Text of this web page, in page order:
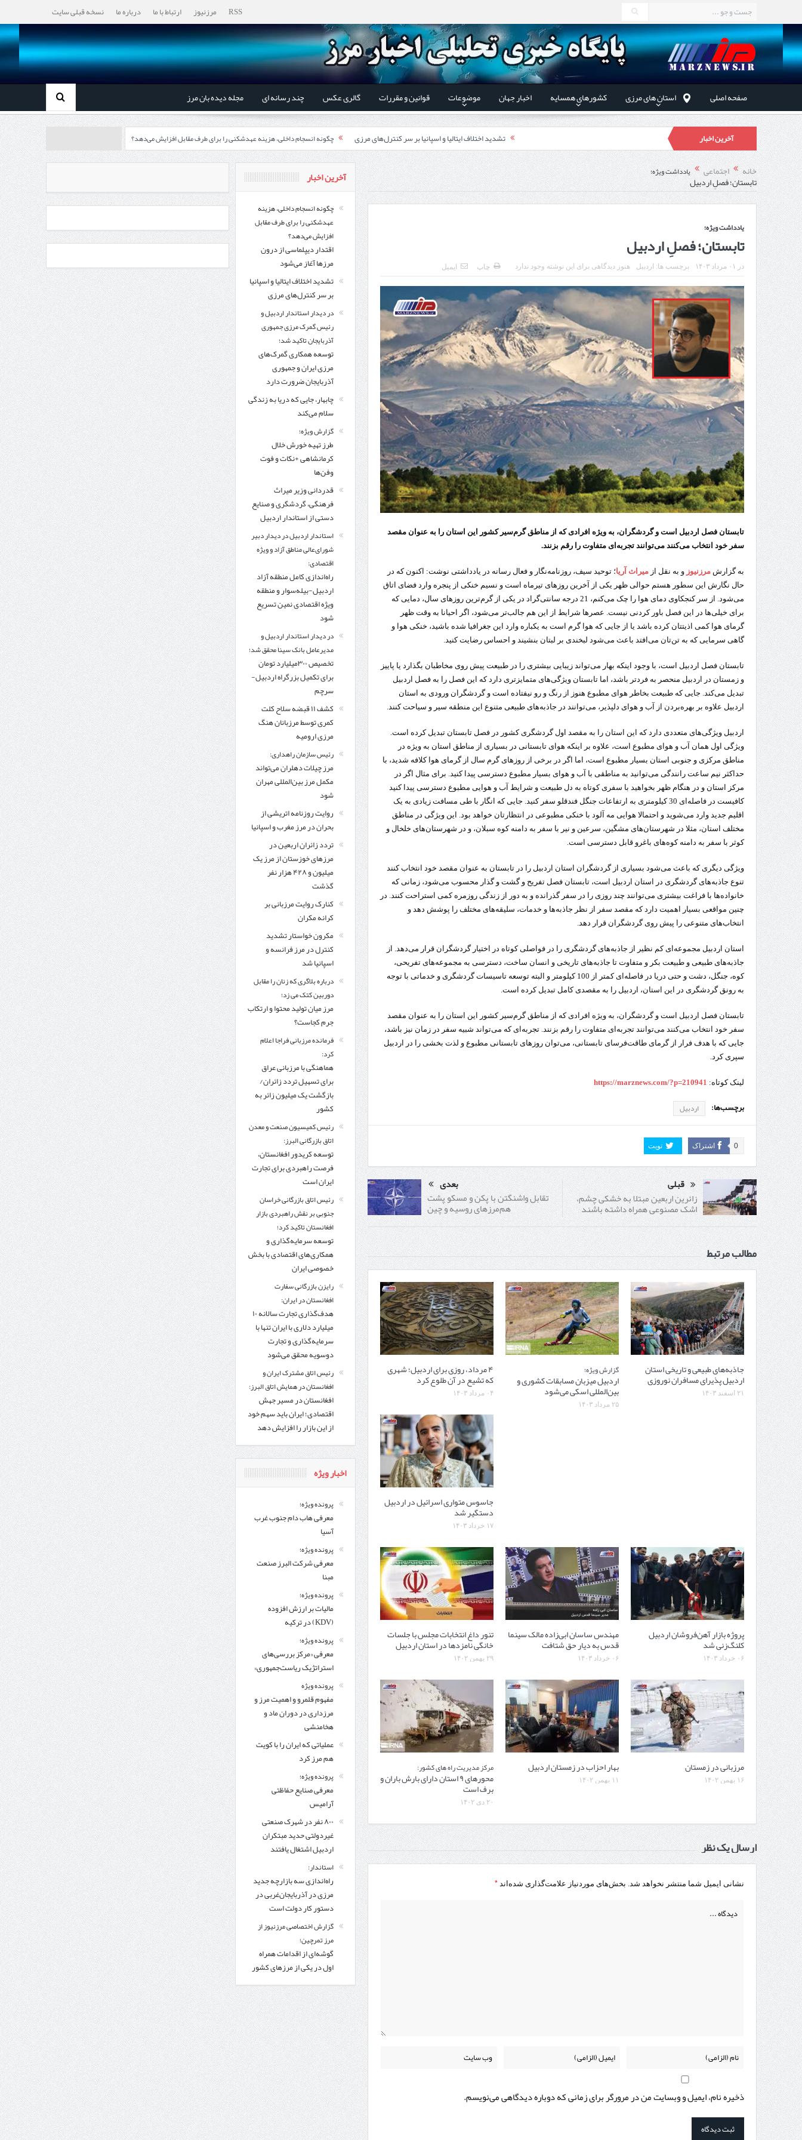
RSS مرزنیوز ارتباط با ما درباره ما نسخه قبلی سایت
صفحه اصلی استان های مرزی کشورهای همسایه اخبار جهان موضوعات قوانین و مقررات گالری عکس چند رسانه ای مجله دیده بان مرز
آخرین اخبار چگونه انسجام داخلی، هزینه عهدشکنی را برای طرف مقابل افزایش می‌دهد؟
اقتدار دیپلماسی از درون مرزها آغاز می‌شود
تشدید اختلاف ایتالیا و اسپانیا بر سر کنترل‌های مرزی
در دیدار استاندار اردبیل و رئیس گمرک مرزی جمهوری آذربایجان تاکید شد؛
توسعه همکاری گمرک‌های مرزی ایران و جمهوری آذربایجان ضرورت دارد
چابهار، جایی که دریا به زندگی سلام می‌کند
گزارش ویژه؛
طرز تهیه خورش خلال کرمانشاهی +نکات و فوت وفن‌ها
قدردانی وزیر میراث فرهنگی، گردشگری و صنایع دستی از استاندار اردبیل
راه‌اندازی کامل منطقه آزاد اردبیل-بیله‌سوار و منطقه ویژه اقتصادی نمین تسریع شود
در دیدار استاندار اردبیل و مدیرعامل بانک سینا محقق شد؛
تخصیص ۳۰۰میلیارد تومان برای تکمیل بزرگراه اردبیل-سرچم
کشف ۱۱ قبضه سلاح کلت کمری توسط مرزبانان هنگ مرزی ارومیه
رئیس سازمان راهداری:
مرز چیلات دهلران می‌تواند مکمل مرز بین‌المللی مهران شود
خانه اجتماعی یادداشت ویژه؛
تابستان؛ فصلِ اردبیل
یادداشت ویژه؛
تابستان؛ فصلِ اردبیل
در ۰۱ مرداد ۱۴۰۳ برچسب ها: اردبیل هنوز دیدگاهی برای این نوشته وجود ندارد چاپ ایمیل
تابستان فصل اردبیل است و گردشگران، به ویژه افرادی که از مناطق گرم‌سیر کشور این استان را به عنوان مقصد
سفر خود انتخاب می‌کنند می‌توانند تجربه‌ای متفاوت را رقم بزنند.
به گزارشمرزنیوز و به نقل ازمیراث آریا؛ توحید سیف، روزنامه‌نگار و فعال رسانه در یادداشتی نوشت: اکنون که در
حال نگارش این سطور هستم حوالی ظهر یکی از آخرین روزهای تیرماه است و نسیم خنکی از پنجره وارد فضای اتاق
می‌شود. از سر کنجکاوی دمای هوا را چک می‌کنم، 21 درجه سانتی‌گراد در یکی از گرم‌ترین روزهای سال، دمایی که
برای خیلی‌ها در این فصل باور کردنی نیست. عصرها شرایط از این هم جالب‌تر می‌شود، اگر احیانا به وقت ظهر
گرمای هوا کمی اذیتتان کرده باشد یا از جایی که هوا گرم است به یکباره وارد این جغرافیا شده باشید، خنکی هوا و
گاهی سرمایی که به تن‌تان می‌افتد باعث می‌شود لبخندی بر لبتان بنشیند و احساس رضایت کنید.
تابستان فصل اردبیل است، با وجود اینکه بهار می‌تواند زیبایی بیشتری را در طبیعت پیش روی مخاطبان بگذارد یا پاییز
و زمستان در اردبیل منحصر به فردتر باشد، اما تابستان ویژگی‌های متمایزتری دارد که این فصل را به فصل اردبیل
تبدیل می‌کند. جایی که طبیعت بخاطر هوای مطبوع هنوز از رنگ و رو نیفتاده است و گردشگران ورودی به استان
اردبیل علاوه بر بهره‌بردن از آب و هوای دلپذیر، می‌توانند در جاذبه‌های طبیعی متنوع این منطقه سیر و سیاحت کنند.
اردبیل ویژگی‌های متعددی دارد که این استان را به مقصد اول گردشگری کشور در فصل تابستان تبدیل کرده است.
ویژگی اول همان آب و هوای مطبوع است، علاوه بر اینکه هوای تابستانی در بسیاری از مناطق استان به ویژه در
مناطق مرکزی و جنوبی استان بسیار مطبوع است، اما اگر در برخی از روزهای گرم سال از گرمای هوا کلافه شدید، با
حداکثر نیم ساعت رانندگی می‌توانید به مناطقی با آب و هوای بسیار مطبوع دسترسی پیدا کنید. برای مثال اگر در
مرکز استان و در هنگام ظهر بخواهید با سفری کوتاه به دل طبیعت و شرایط آب و هوایی مطبوع دسترسی پیدا کنید
کافیست در فاصله‌ای 30 کیلومتری به ارتفاعات جنگل فندقلو سفر کنید. جایی که انگار با طی مسافت زیادی به یک
اقلیم جدید وارد می‌شوید و احتمالا هوایی مه آلود با خنکی مطبوعی در انتظارتان خواهد بود. این ویژگی در مناطق
مختلف استان، مثلا در شهرستان‌های مشگین، سرعین و نیر با سفر به دامنه کوه سبلان، و در شهرستان‌های خلخال و
کوثر با سفر به دامنه کوه‌های باغرو قابل دسترسی است.
ویژگی دیگری که باعث می‌شود بسیاری از گردشگران استان اردبیل را در تابستان به عنوان مقصد خود انتخاب کنند
تنوع جاذبه‌های گردشگری در استان اردبیل است، تابستان فصل تفریح و گشت و گذار محسوب می‌شود، زمانی که
خانواده‌ها با فراغت بیشتری می‌توانند چند روزی را در سفر گذرانده و به دور از زندگی روزمره کمی استراحت کنند. در
چنین مواقعی بسیار اهمیت دارد که مقصد سفر از نظر جاذبه‌ها و خدمات، سلیقه‌های مختلف را پوشش دهد و
انتخاب‌های متنوعی را پیش روی گردشگران قرار دهد.
استان اردبیل مجموعه‌ای کم نظیر از جاذبه‌های گردشگری را در فواصلی کوتاه در اختیار گردشگران قرار می‌دهد. از
جاذبه‌های طبیعی و طبیعت بکر و متفاوت تا جاذبه‌های تاریخی و انسان ساخت، دسترسی به مجموعه‌های تفریحی،
کوه، جنگل، دشت و حتی دریا در فاصله‌ای کمتر از 100 کیلومتر و البته توسعه تاسیسات گردشگری و خدماتی با توجه
به رونق گردشگری در این استان، اردبیل را به مقصدی کامل تبدیل کرده است.
تابستان فصل اردبیل است و گردشگران، به ویژه افرادی که از مناطق گرم‌سیر کشور این استان را به عنوان مقصد
سفر خود انتخاب می‌کنند می‌توانند تجربه‌ای متفاوت را رقم بزنند. تجربه‌ای که می‌تواند شبیه سفر در زمان نیز باشد،
جایی که با هدف فرار از گرمای طاقت‌فرسای تابستانی، می‌توان روزهای تابستانی مطبوع و لذت بخشی را در اردبیل
سپری کرد.
لینک کوتاه: https://marznews.com/?p=210941
برچسب‌ها: اردبیل
اشتراک 0 تویت
قبلی
زائرین اربعین مبتلا به خشکی چشم،
اشک مصنوعی همراه داشته باشند
بعدی
تقابل واشنگتن با پکن و مسکو پشت
هم‌مرزهای روسیه و چین
مطالب مرتبط
جاذبه‌های طبیعی و تاریخی استان
اردبیل پذیرای مسافران نوروزی
۲۱ اسفند ۱۴۰۳
گزارش ویژه؛
اردبیل میزبان مسابقات کشوری و
بین‌المللی اسکی می‌شود
۲۵ مرداد ۱۴۰۳
۴ مرداد، روزی برای اردبیل؛ شهری
که تشیع در آن طلوع کرد
۰۴ مرداد ۱۴۰۳
جاسوس متواری اسرائیل در اردبیل
دستگیر شد
۱۷ خرداد ۱۴۰۳
پروژه بازار آهن‌فروشان اردبیل
کلنگ‌زنی شد
۰۶ خرداد ۱۴۰۳
مهندس ساسان ابی‌زاده مالک سینما
قدس به دیار حق شتافت
۰۶ خرداد ۱۴۰۳
تنور داغ انتخابات مجلس با جلسات
خانگی نامزدها در استان اردبیل
۲۹ بهمن ۱۴۰۲
مرزبانی در زمستان
۱۶ بهمن ۱۴۰۲
بهار احزاب در زمستان اردبیل
۱۱ بهمن ۱۴۰۲
مرکز مدیریت راه های کشور:
محورهای ۹ استان دارای بارش باران و
برف است
۲۰ دی ۱۴۰۲
ارسال یک نظر
نشانی ایمیل شما منتشر نخواهد شد. بخش‌های موردنیاز علامت‌گذاری شده‌اند*
ذخیره نام، ایمیل و وبسایت من در مرورگر برای زمانی که دوباره دیدگاهی می‌نویسم.
آخرین اخبار
چگونه انسجام داخلی، هزینه
عهدشکنی را برای طرف مقابل
افزایش می‌دهد؟
اقتدار دیپلماسی از درون
مرزها آغاز می‌شود
تشدید اختلاف ایتالیا و اسپانیا
بر سر کنترل‌های مرزی
در دیدار استاندار اردبیل و
رئیس گمرک مرزی جمهوری
آذربایجان تاکید شد؛
توسعه همکاری گمرک‌های
مرزی ایران و جمهوری
آذربایجان ضرورت دارد
چابهار، جایی که دریا به زندگی
سلام می‌کند
گزارش ویژه؛
طرز تهیه خورش خلال
کرمانشاهی +نکات و فوت
وفن‌ها
قدردانی وزیر میراث
فرهنگی، گردشگری و صنایع
دستی از استاندار اردبیل
استاندار اردبیل در دیدار دبیر
شورای‌عالی مناطق آزاد و ویژه
اقتصادی:
راه‌اندازی کامل منطقه آزاد
اردبیل-بیله‌سوار و منطقه
ویژه اقتصادی نمین تسریع
شود
در دیدار استاندار اردبیل و
مدیرعامل بانک سینا محقق شد؛
تخصیص ۳۰۰میلیارد تومان
برای تکمیل بزرگراه اردبیل-
سرچم
کشف ۱۱ قبضه سلاح کلت
کمری توسط مرزبانان هنگ
مرزی ارومیه
رئیس سازمان راهداری:
مرز چیلات دهلران می‌تواند
مکمل مرز بین‌المللی مهران
شود
روایت روزنامه اتریشی از
بحران در مرز مغرب و اسپانیا
تردد زائران اربعین در
مرزهای خوزستان از مرز یک
میلیون و ۴۲۸ هزار نفر
گذشت
کنارک روایت مرزبانی بر
کرانه مکران
مکرون خواستار تشدید
کنترل‌ در مرز فرانسه و
اسپانیا شد
درباره بلاگری که زنان را مقابل
دوربین کتک می زد؛
مرز میان تولید محتوا و ارتکاب
جرم کجاست؟
فرمانده مرزبانی فراجا اعلام
کرد:
هماهنگی با مرزبانی عراق
برای تسهیل تردد زائران/
بازگشت یک میلیون زائر به
کشور
رئیس کمیسیون صنعت و معدن
اتاق بازرگانی البرز:
توسعه کریدور افغانستان،
فرصت راهبردی برای تجارت
ایران است
رئیس اتاق بازرگانی خراسان
جنوبی بر نقش راهبردی بازار
افغانستان تاکید کرد؛
توسعه سرمایه‌گذاری و
همکاری‌های اقتصادی با بخش
خصوصی ایران
رایزن بازرگانی سفارت
افغانستان در ایران:
هدف‌گذاری تجارت سالانه ۱۰
میلیارد دلاری با ایران تنها با
سرمایه‌گذاری و تجارت
دوسویه محقق می‌شود
رئیس اتاق مشترک ایران و
افغانستان در همایش اتاق البرز:
افغانستان در مسیر جهش
اقتصادی؛ ایران باید سهم خود
از این بازار را افزایش دهد
اخبار ویژه
پرونده ویژه؛
معرفی هاب دام جنوب غرب
آسیا
پرونده ویژه؛
معرفی شركت البرز صنعت
مبنا
پرونده ویژه؛
مالیات بر ارزش افزوده
(KDV) در ترکیه
پرونده ویژه؛
معرفی «مرکز بررسی‌های
استراتژیک ریاست‌جمهوری»
پرونده ویژه
مفهوم قلمرو و اهمیت مرز و
مرزداری در دوران ماد و
هخامنشی
عملیاتی که ایران را با کویت
هم مرز کرد
پرونده ویژه؛
معرفی صنایع حفاظتی
آرامیس
۸۰۰ نفر در شهرک صنعتی
غیردولتی حدید مبتکران
اردبیل اشتغال یافتند
استاندار:
راه‌اندازی سه بازارچه جدید
مرزی در آذربایجان‌غربی در
دستور کار دولت است
گزارش اختصاصی مرزنیوز از
مرز تمرچین؛
گوشه‌ای از اقدامات همراه
اول در یکی از مرزهای کشور